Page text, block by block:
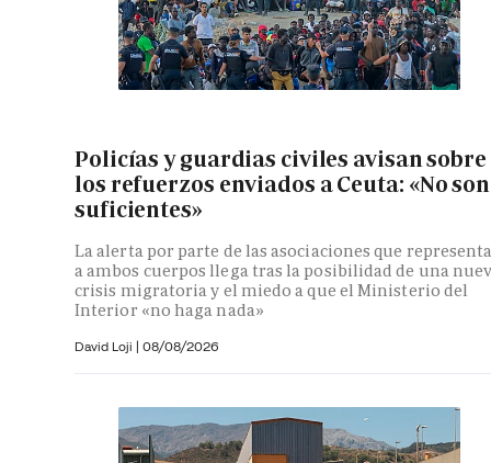
Policías y guardias civiles avisan sobre
los refuerzos enviados a Ceuta: «No son
suficientes»
La alerta por parte de las asociaciones que
a ambos cuerpos llega tras la posibilidad de una
crisis migratoria y el miedo a que el Ministerio del
Interior «no haga nada»
David Loji | 08/08/2026